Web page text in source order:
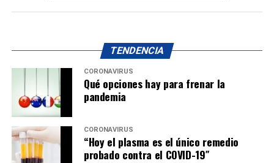
TENDENCIA
CORONAVIRUS
Qué opciones hay para frenar la
pandemia
CORONAVIRUS
“Hoy el plasma es el único remedio
probado contra el COVID-19″